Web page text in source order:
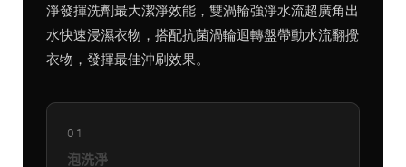
淨發揮洗劑最大潔淨效能，雙渦輪強淨水流超廣角出
水快速浸濕衣物，搭配抗菌渦輪迴轉盤帶動水流翻攪
衣物，發揮最佳沖刷效果。
01
泡洗淨